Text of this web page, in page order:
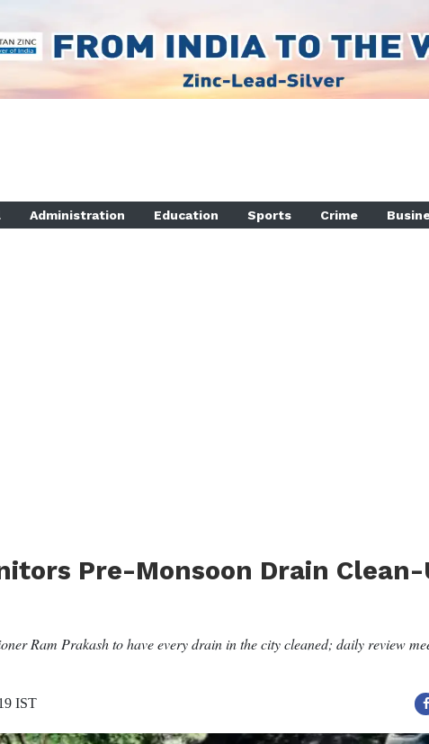
Administration Education Sports Crime
Pre-Monsoon Drain Clean-
Ram Prakash to have every drain in the city cleaned; daily review
IST